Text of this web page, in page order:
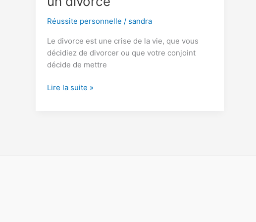
Réussite personnelle / sandra
Le divorce est une crise de la vie, que vous
décidiez de divorcer ou que votre conjoint
décide de mettre
Sept
Lire la suite »